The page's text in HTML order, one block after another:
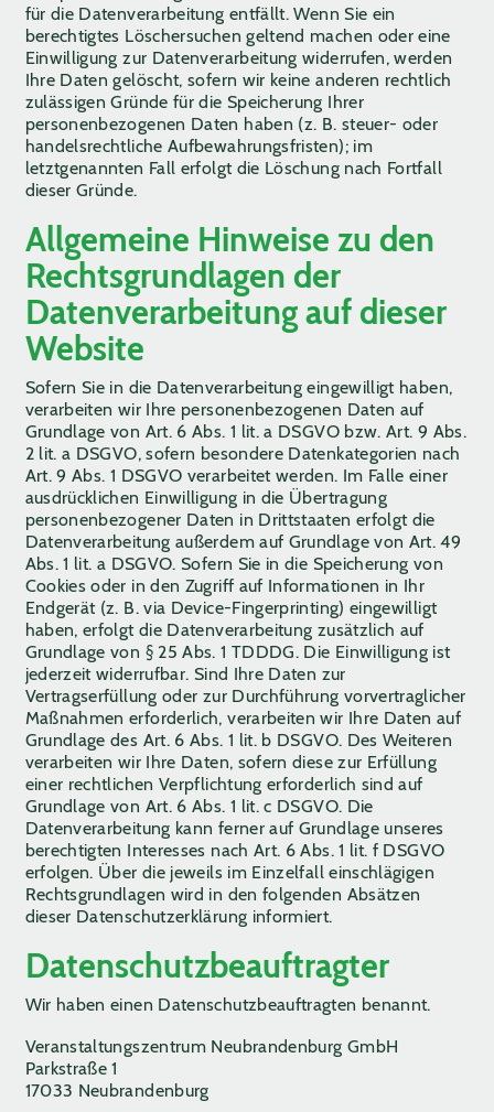
für die Datenverarbeitung entfällt. Wenn Sie ein
berechtigtes Löschersuchen geltend machen oder eine
Einwilligung zur Datenverarbeitung widerrufen, werden
Ihre Daten gelöscht, sofern wir keine anderen rechtlich
zulässigen Gründe für die Speicherung Ihrer
personenbezogenen Daten haben (z. B. steuer- oder
handelsrechtliche Aufbewahrungsfristen); im
letztgenannten Fall erfolgt die Löschung nach Fortfall
dieser Gründe.
Allgemeine Hinweise zu den
Rechtsgrundlagen der
Datenverarbeitung auf dieser
Website
Sofern Sie in die Datenverarbeitung eingewilligt haben,
verarbeiten wir Ihre personenbezogenen Daten auf
Grundlage von Art. 6 Abs. 1 lit. a DSGVO bzw. Art. 9 Abs.
2 lit. a DSGVO, sofern besondere Datenkategorien nach
Art. 9 Abs. 1 DSGVO verarbeitet werden. Im Falle einer
ausdrücklichen Einwilligung in die Übertragung
personenbezogener Daten in Drittstaaten erfolgt die
Datenverarbeitung außerdem auf Grundlage von Art. 49
Abs. 1 lit. a DSGVO. Sofern Sie in die Speicherung von
Cookies oder in den Zugriff auf Informationen in Ihr
Endgerät (z. B. via Device-Fingerprinting) eingewilligt
haben, erfolgt die Datenverarbeitung zusätzlich auf
Grundlage von § 25 Abs. 1 TDDDG. Die Einwilligung ist
jederzeit widerrufbar. Sind Ihre Daten zur
Vertragserfüllung oder zur Durchführung vorvertraglicher
Maßnahmen erforderlich, verarbeiten wir Ihre Daten auf
Grundlage des Art. 6 Abs. 1 lit. b DSGVO. Des Weiteren
verarbeiten wir Ihre Daten, sofern diese zur Erfüllung
einer rechtlichen Verpflichtung erforderlich sind auf
Grundlage von Art. 6 Abs. 1 lit. c DSGVO. Die
Datenverarbeitung kann ferner auf Grundlage unseres
berechtigten Interesses nach Art. 6 Abs. 1 lit. f DSGVO
erfolgen. Über die jeweils im Einzelfall einschlägigen
Rechtsgrundlagen wird in den folgenden Absätzen
dieser Datenschutzerklärung informiert.
Datenschutz­beauftragter
Wir haben einen Datenschutzbeauftragten benannt.
Veranstaltungszentrum Neubrandenburg GmbH
Parkstraße 1
17033 Neubrandenburg